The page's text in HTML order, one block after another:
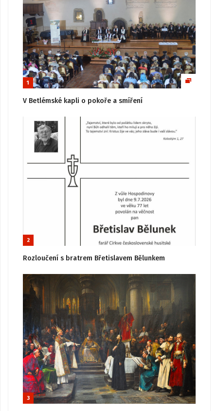
1
V Betlémské kapli o pokoře a smíření
2
Rozloučení s bratrem Břetislavem Bělunkem
3